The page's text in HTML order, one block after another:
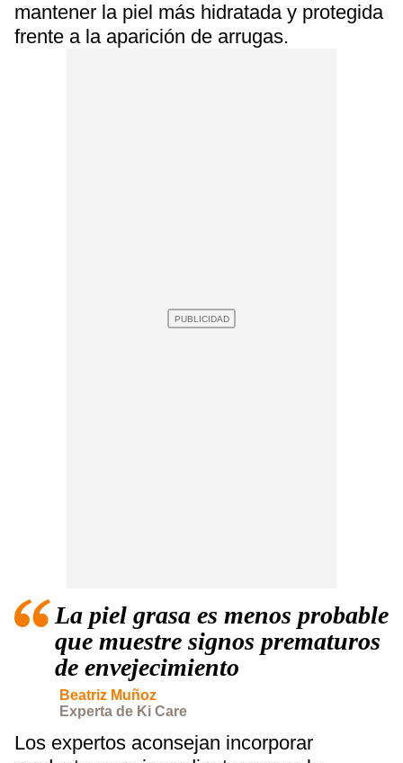
mantener la piel más hidratada y protegida
frente a la aparición de arrugas.
La piel grasa es menos probable
que muestre signos prematuros
de envejecimiento
Beatriz Muñoz
Experta de Ki Care
Los expertos aconsejan incorporar